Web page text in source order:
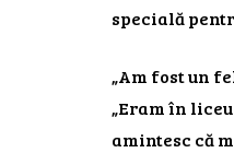
specială
„Am fost un
„Eram în
amintesc că